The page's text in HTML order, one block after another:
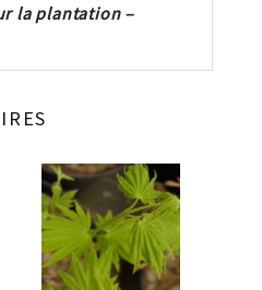
la plantation –